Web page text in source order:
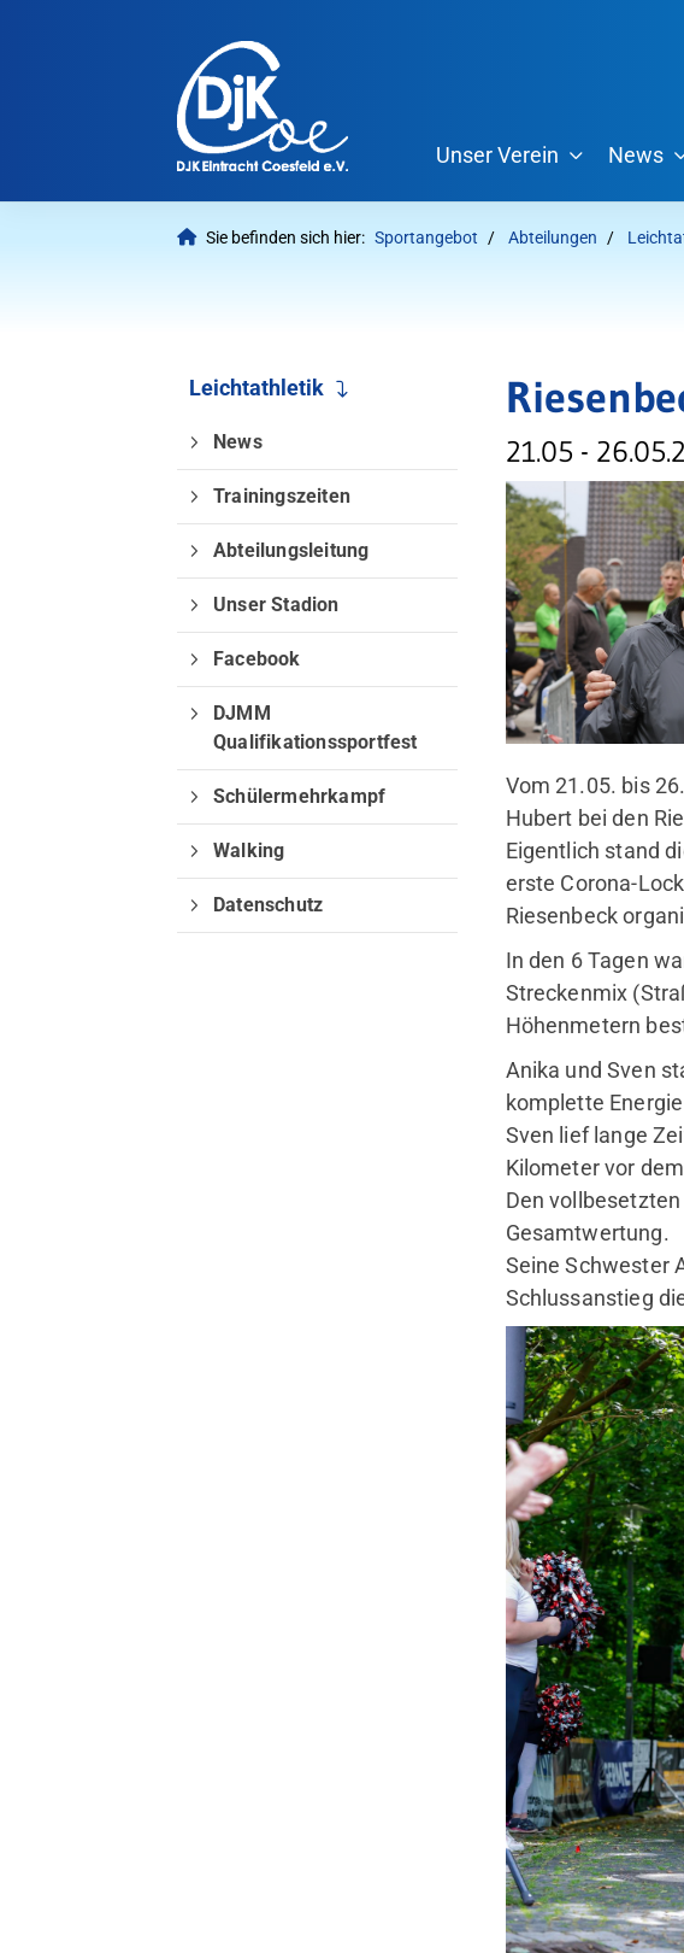
Unser Verein News
Sie befinden sich hier: Sportangebot Abteilungen
21.05 -
Vom 21.05. bis
Hubert bei den
Eigentlich stand
erste Corona-
Riesenbeck
In den 6 Tagen
Streckenmix
Höhenmetern
Anika und Sven
komplette
Sven lief lange
Kilometer vor
Den
Gesamtwertung.
Seine Schwester
Schlussanstieg
Leichtathletik
News
Trainingszeiten
Abteilungsleitung
Unser Stadion
Facebook
DJMM
Qualifikationssportfest
Schülermehrkampf
Walking
Datenschutz
Welche Inhalte wollen Sie durchsuchen?
Sie können zwischen "Sportangebote" und
nachfolgenden Schaltflächen wählen.
Webseite durchsuchen